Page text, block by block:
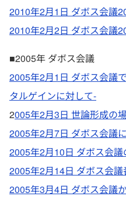
2010年2月1日 ダボス会議
2010年2月2日 ダボス会議
■2005年 ダボス会議
2005年2月1日 ダボス会議
タルゲインに対して-
2005年2月3日 世論形成の
2005年2月7日 ダボス会議
2005年2月10日 ダボス会議
2005年2月14日 ダボス会
2005年3月4日 ダボス会議